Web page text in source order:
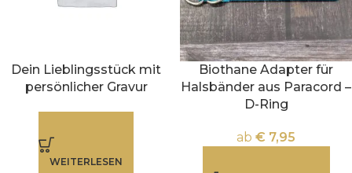
Dein Lieblingsstück mit
persönlicher Gravur
WEITERLESEN
Biothane Adapter für
Halsbänder aus Paracord –
D-Ring
ab € 7,95